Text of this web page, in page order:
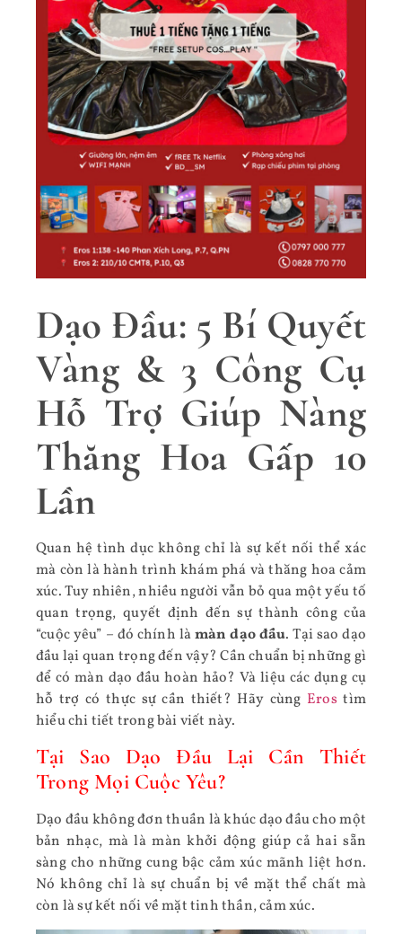
Dạo Đầu: 5 Bí Quyết
Vàng & 3 Công Cụ
Hỗ Trợ Giúp Nàng
Thăng Hoa Gấp 10
Lần
Quan hệ tình dục không chỉ là sự kết nối thể xác
mà còn là hành trình khám phá và thăng hoa cảm
xúc. Tuy nhiên, nhiều người vẫn bỏ qua một yếu tố
quan trọng, quyết định đến sự thành công của
“cuộc yêu” – đó chính làmàn dạo đầu. Tại sao dạo
đầu lại quan trọng đến vậy? Cần chuẩn bị những gì
để có màn dạo đầu hoàn hảo? Và liệu các dụng cụ
hỗ trợ có thực sự cần thiết? Hãy cùng Erostìm
hiểu chi tiết trong bài viết này.
Tại Sao Dạo Đầu Lại Cần Thiết
Trong Mọi Cuộc Yêu?
Dạo đầu không đơn thuần là khúc dạo đầu cho một
bản nhạc, mà là màn khởi động giúp cả hai sẵn
sàng cho những cung bậc cảm xúc mãnh liệt hơn.
Nó không chỉ là sự chuẩn bị về mặt thể chất mà
còn là sự kết nối về mặt tinh thần, cảm xúc.